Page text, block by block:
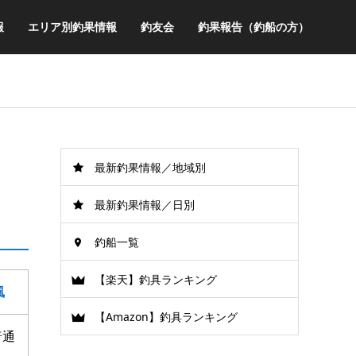
エリア別釣果情報 釣友会 釣果報告（釣船の方）
最新釣果情報／地域別
最新釣果情報／日別
釣船一覧
【楽天】釣具ランキング
【Amazon】釣具ランキング